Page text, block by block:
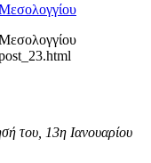
του, 13η Ιανουαρίου